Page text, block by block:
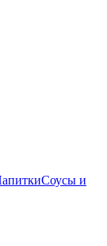
Соусы и